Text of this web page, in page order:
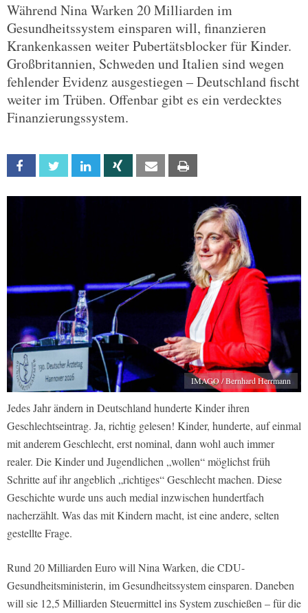
Während Nina Warken 20 Milliarden im
Gesundheitssystem einsparen will, finanzieren
Krankenkassen weiter Pubertätsblocker für Kinder.
Großbritannien, Schweden und Italien sind wegen
fehlender Evidenz ausgestiegen – Deutschland fischt
weiter im Trüben. Offenbar gibt es ein verdecktes
Finanzierungssystem.
Facebook Twitter Linkedin Xing Email
IMAGO / Bernhard Herrmann
Jedes Jahr ändern in Deutschland hunderte Kinder ihren
Geschlechtseintrag. Ja, richtig gelesen! Kinder, hunderte, auf einmal
mit anderem Geschlecht, erst nominal, dann wohl auch immer
realer. Die Kinder und Jugendlichen „wollen“ möglichst früh
Schritte auf ihr angeblich „richtiges“ Geschlecht machen. Diese
Geschichte wurde uns auch medial inzwischen hundertfach
nacherzählt. Was das mit Kindern macht, ist eine andere, selten
gestellte Frage.
Rund 20 Milliarden Euro will Nina Warken, die CDU-
Gesundheitsministerin, im Gesundheitssystem einsparen. Daneben
will sie 12,5 Milliarden Steuermittel ins System zuschießen – für die